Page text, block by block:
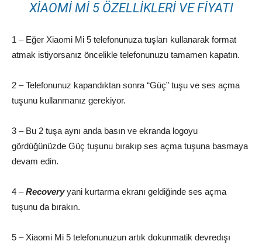
XIAOMI MI 5 ÖZELLIKLERI VE FIYATI
1 – Eğer Xiaomi Mi 5 telefonunuza tuşları kullanarak format
atmak istiyorsanız öncelikle telefonunuzu tamamen kapatın.
2 – Telefonunuz kapandıktan sonra “Güç” tuşu ve ses açma
tuşunu kullanmanız gerekiyor.
3 – Bu 2 tuşa aynı anda basın ve ekranda logoyu
gördüğünüzde Güç tuşunu bırakıp ses açma tuşuna basmaya
devam edin.
4 –Recoveryyani kurtarma ekranı geldiğinde ses açma
tuşunu da bırakın.
5 – Xiaomi Mi 5 telefonunuzun artık dokunmatik devredışı